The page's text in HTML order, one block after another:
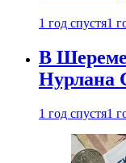
1 год спустя1
В
Нурлана
1 год спустя1